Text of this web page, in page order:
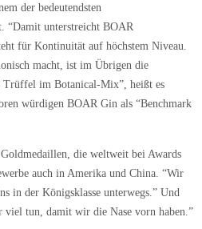
der bedeutendsten
“Damit unterstreicht BOAR
für Kontinuität auf höchstem Niveau.
macht, ist im Übrigen die
Trüffel im Botanical-Mix”, heißt es
würdigen BOAR Gin als “Benchmark
die weltweit bei Awards
auch in Amerika und China. “Wir
in der Königsklasse unterwegs.” Und
viel tun, damit wir die Nase vorn haben.”